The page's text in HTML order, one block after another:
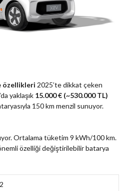
özellikleri 2025’te dikkat çeken
yaklaşık 15.000 € (~530.000 TL)
150 km menzil sunuyor.
Ortalama tüketim 9 kWh/100 km.
özelliği değiştirilebilir batarya
2